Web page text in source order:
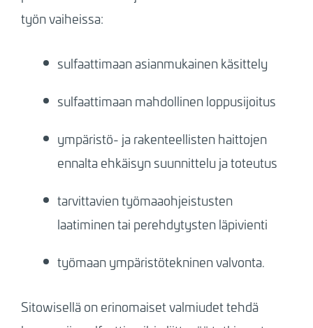
työn vaiheissa:
sulfaattimaan asianmukainen käsittely
sulfaattimaan mahdollinen loppusijoitus
ympäristö- ja rakenteellisten haittojen
ennalta ehkäisyn suunnittelu ja toteutus
tarvittavien työmaaohjeistusten
laatiminen tai perehdytysten läpivienti
työmaan ympäristötekninen valvonta.
Sitowisellä on erinomaiset valmiudet tehdä